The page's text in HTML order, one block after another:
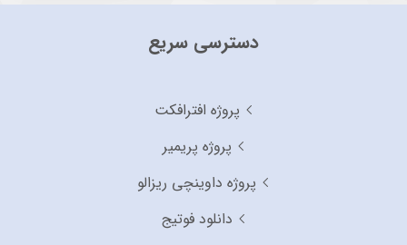
دسترسی سریع
پروژه افترافکت
پروژه پریمیر
پروژه داوینچی ریزالو
دانلود فوتیج